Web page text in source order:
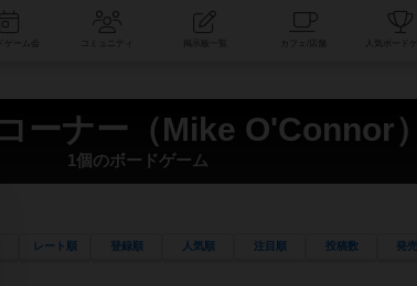
コミュニティ
ーナー（Mike O'Connor）
1個のボードゲーム
レート順 登録順 人気順 注目順 投稿数 発